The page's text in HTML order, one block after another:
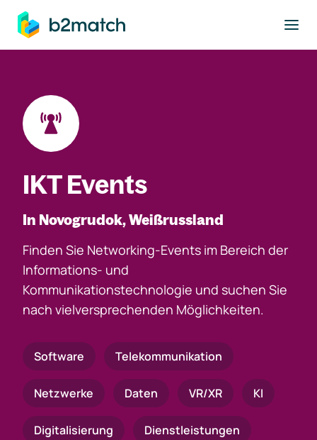
springen
IKT Events
In Novogrudok, Weißrussland
Finden Sie Networking-Events im Bereich der
Informations- und
Kommunikationstechnologie und suchen Sie
nach vielversprechenden Möglichkeiten.
Software Telekommunikation
Netzwerke Daten VR/XR KI
Digitalisierung Dienstleistungen